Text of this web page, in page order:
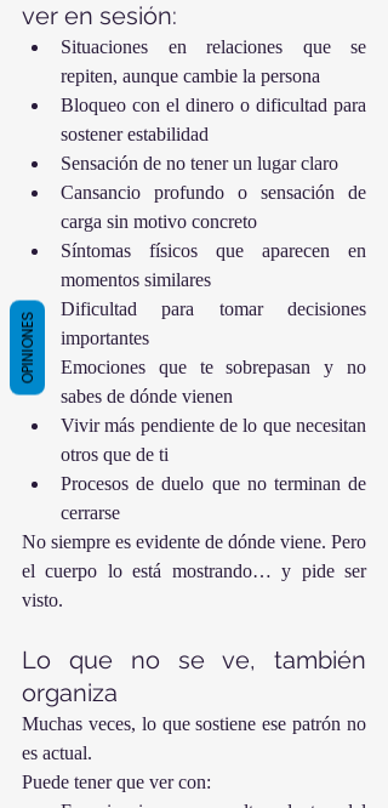
ver en sesión:
Situaciones en relaciones que se
repiten, aunque cambie la persona
Bloqueo con el dinero o dificultad para
sostener estabilidad
Sensación de no tener un lugar claro
Cansancio profundo o sensación de
carga sin motivo concreto
Síntomas físicos que aparecen en
momentos similares
Dificultad para tomar decisiones
importantes
Emociones que te sobrepasan y no
sabes de dónde vienen
Vivir más pendiente de lo que necesitan
otros que de ti
Procesos de duelo que no terminan de
cerrarse
No siempre es evidente de dónde viene. Pero
el cuerpo lo está mostrando… y pide ser
visto.
Lo que no se ve, también
organiza
Muchas veces, lo que sostiene ese patrón no
es actual.
Puede tener que ver con:
OPINIONES